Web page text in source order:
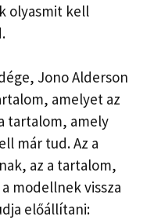
olyasmit kell
Jono Alderson
amelyet az
tartalom, amely
már tud. Az a
az a tartalom,
modellnek vissza
előállítani: